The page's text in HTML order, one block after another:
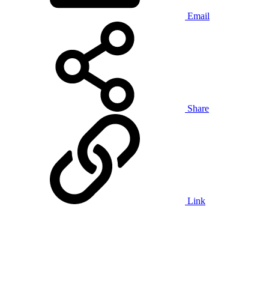
Email
Share
Link